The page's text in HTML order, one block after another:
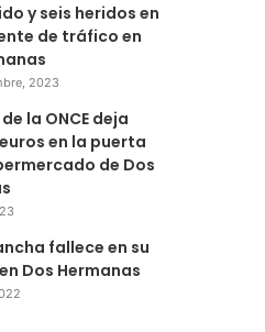
y seis heridos en
de tráfico en
2023
la ONCE deja
en la puerta
de Dos
fallece en su
Dos Hermanas